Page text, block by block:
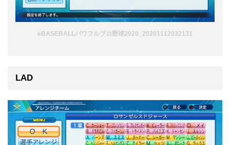
eBASEBALLパワフルプロ野球2020_20201112032131
LAD